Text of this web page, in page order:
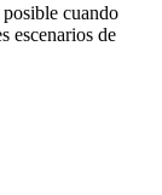
cuando
escenarios de